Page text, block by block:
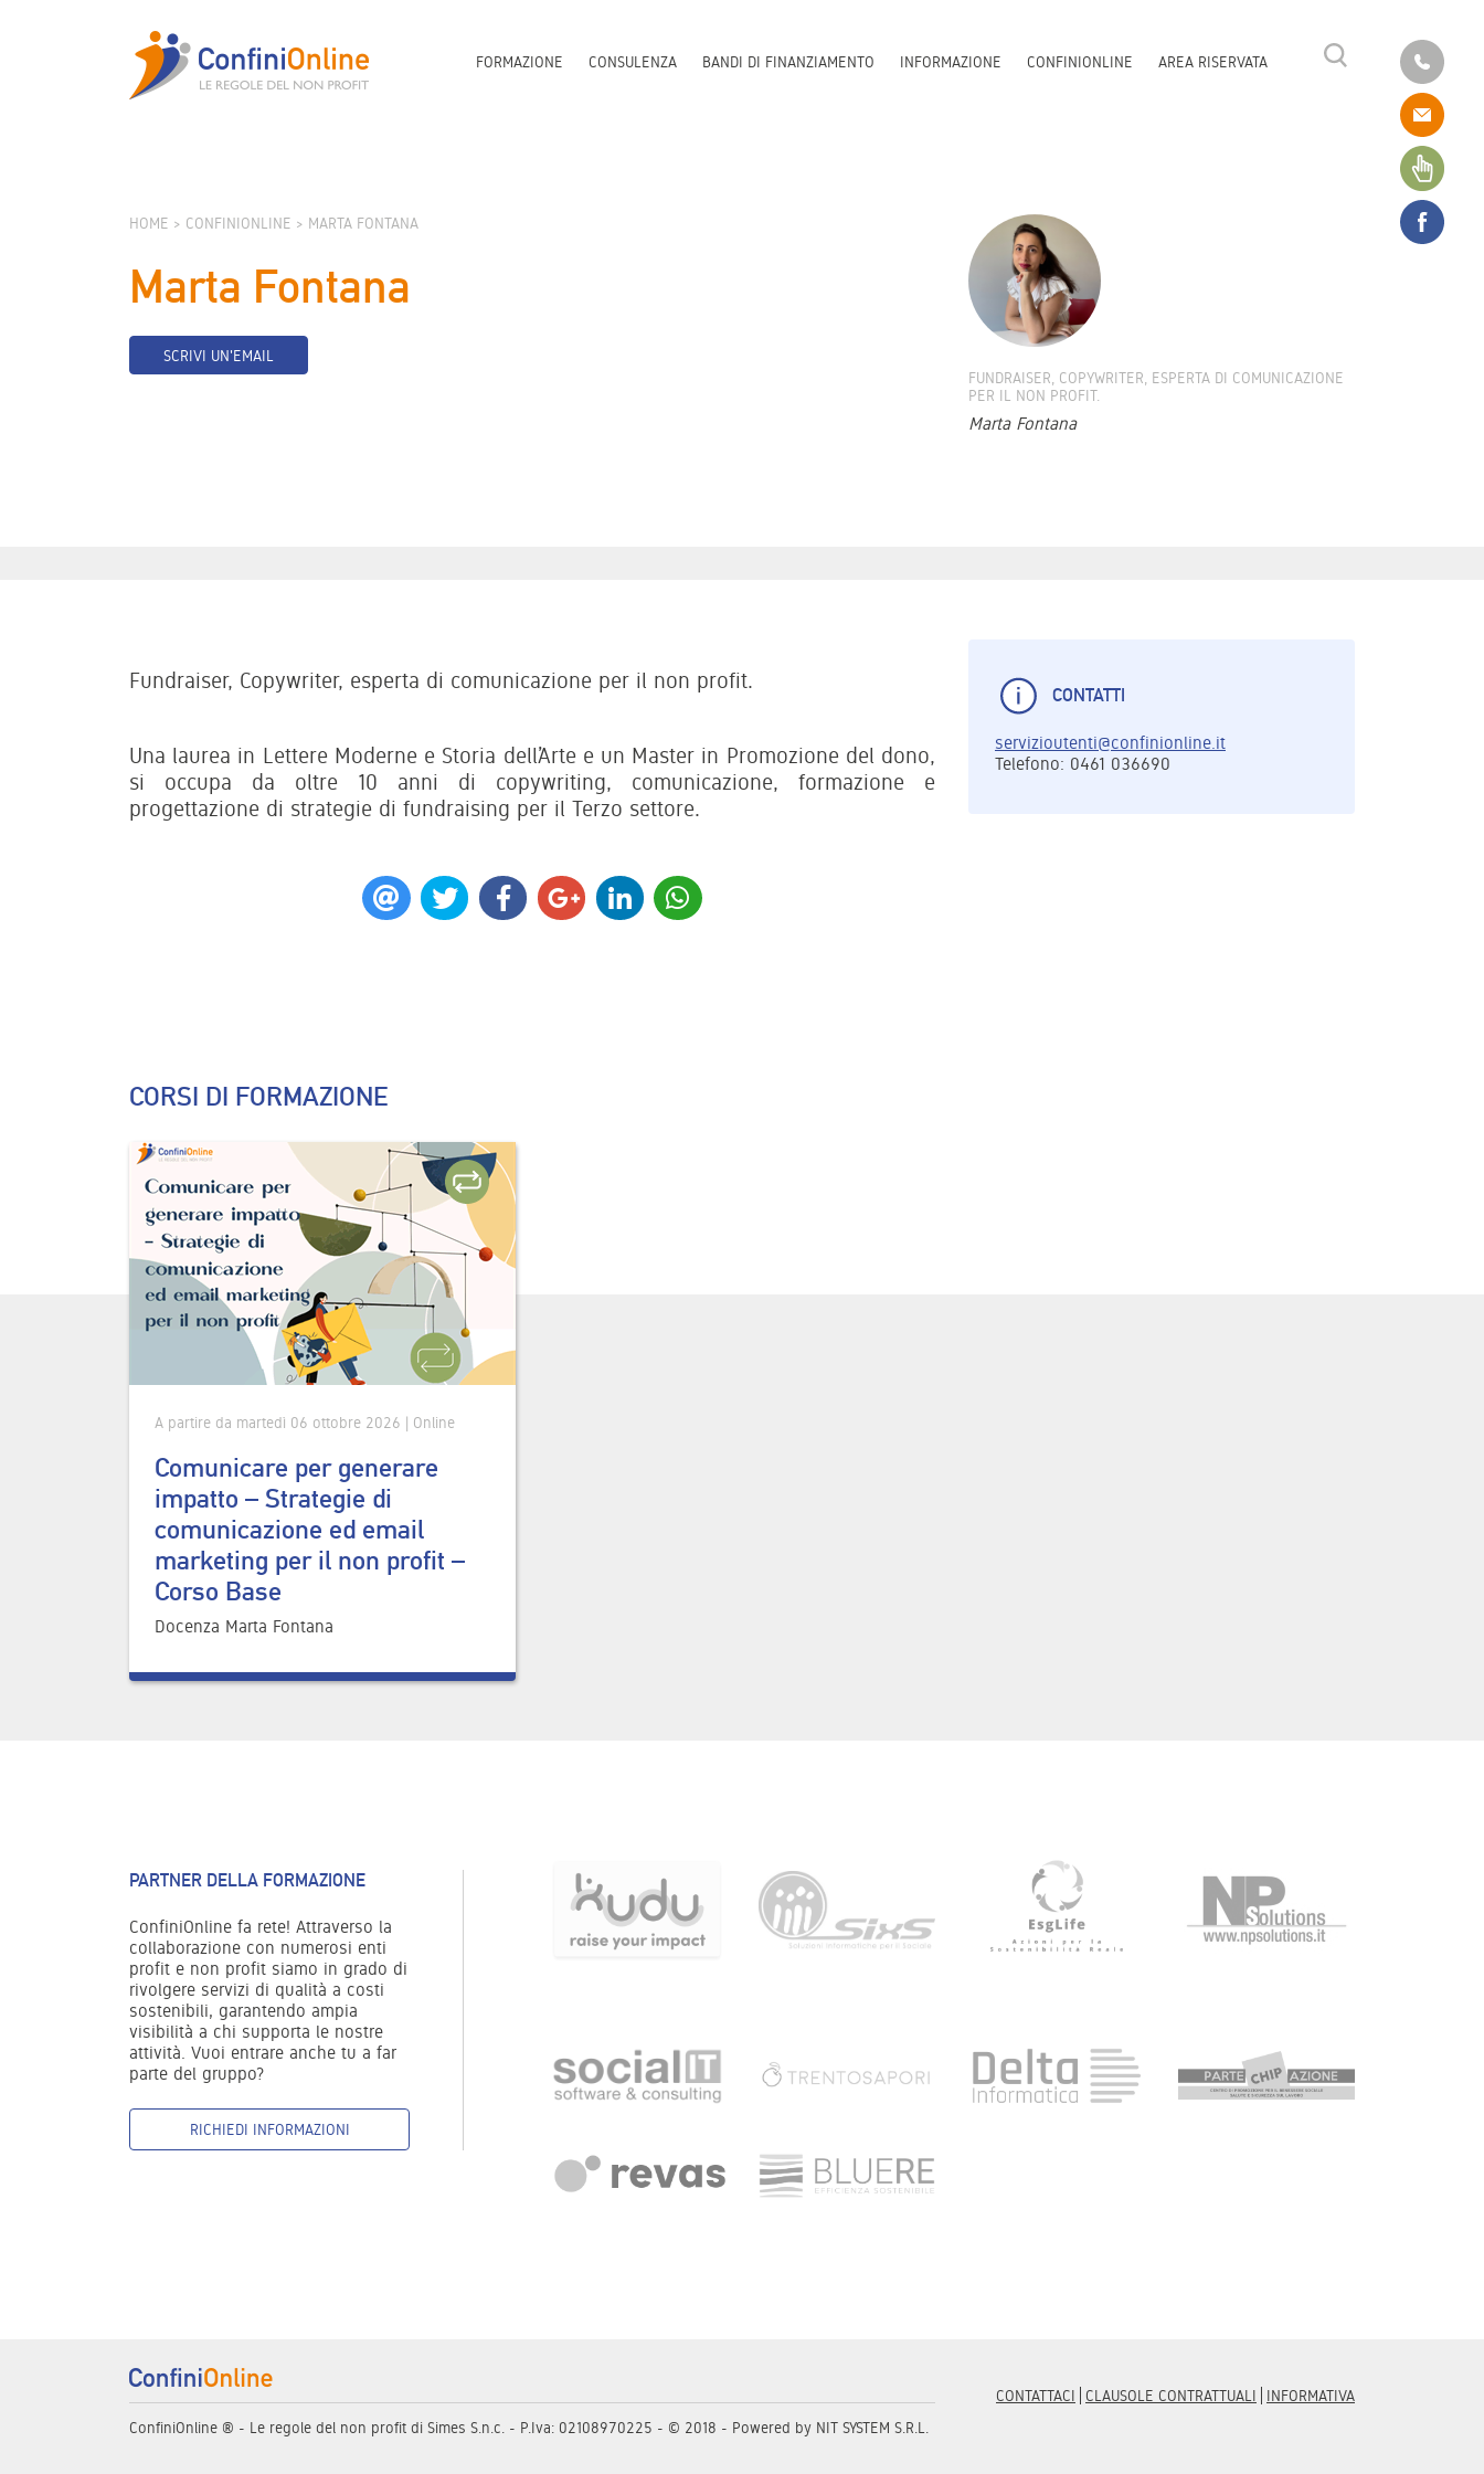
FORMAZIONE CONSULENZA BANDI DI FINANZIAMENTO INFORMAZIONE CONFINIONLINE AREA RISERVATA
HOME CONFINIONLINE MARTA FONTANA
Marta Fontana
SCRIVI UN'EMAIL
FUNDRAISER, COPYWRITER, ESPERTA DI COMUNICAZIONE
PER IL NON PROFIT.
Marta Fontana
Fundraiser, Copywriter, esperta di comunicazione per il non profit.
Una laurea in Lettere Moderne e Storia dell’Arte e un Master in Promozione del dono,
si occupa da oltre 10 anni di copywriting, comunicazione, formazione e
progettazione di strategie di fundraising per il Terzo settore.
CONTATTI
servizioutenti@confinionline.it
Telefono: 0461 036690
CORSI DI FORMAZIONE
A partire da martedì 06 ottobre 2026 | Online
Comunicare per generare
impatto – Strategie di
comunicazione ed email
marketing per il non profit –
Corso Base
Docenza Marta Fontana
PARTNER DELLA FORMAZIONE
ConfiniOnline fa rete! Attraverso la
collaborazione con numerosi enti
profit e non profit siamo in grado di
rivolgere servizi di qualità a costi
sostenibili, garantendo ampia
visibilità a chi supporta le nostre
attività. Vuoi entrare anche tu a far
parte del gruppo?
RICHIEDI INFORMAZIONI
ConfiniOnline ® - Le regole del non profit di Simes S.n.c. P.Iva: 02108970225 - © 2018 - Powered by NIT SYSTEM S.R.L.
CONTATTACI CLAUSOLE CONTRATTUALI INFORMATIVA